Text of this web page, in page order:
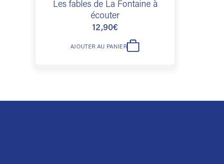
Les fables de La Fontaine à
écouter
12,90€
AJOUTER AU PANIER